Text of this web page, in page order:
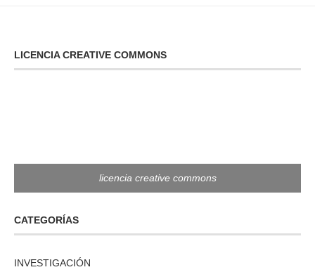
LICENCIA CREATIVE COMMONS
licencia creative commons
CATEGORÍAS
INVESTIGACIÓN